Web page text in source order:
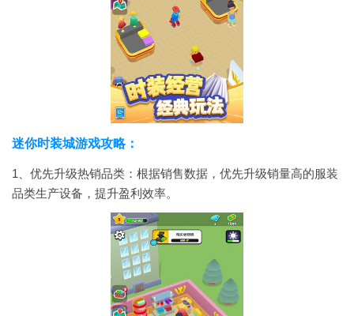
迷你时装城游戏攻略：
1、优先升级热销品类：根据销售数据，优先升级销量高的服装
品类生产设备，提升盈利效率。